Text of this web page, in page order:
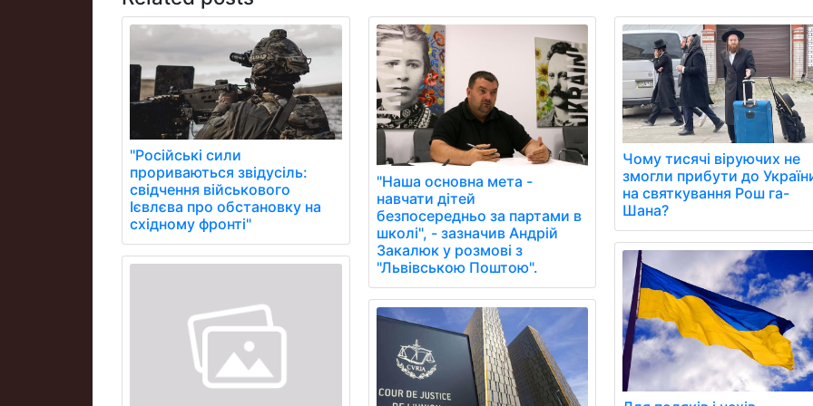
"Російські сили
прориваються звідусіль:
свідчення військового
Ієвлєва про обстановку на
східному фронті"
"Наша основна мета -
навчати дітей
безпосередньо за партами в
школі", - зазначив Андрій
Закалюк у розмові з
"Львівською Поштою".
Чому тисячі віруючих не
змогли прибути до
на святкування Рош га-
Шана?